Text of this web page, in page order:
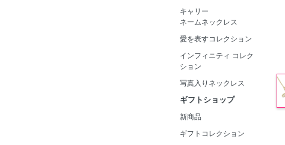
キャリー
ネームネックレス
愛を表すコレクション
インフィニティ コレク
ション
写真入りネックレス
ギフトショップ
新商品
ギフトコレクション